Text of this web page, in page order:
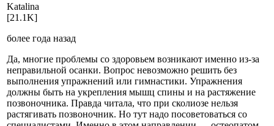
Katal­ina
[21.1K]
более года назад
Да, многие проблемы со здоровьем возникают именно из-за
неправильной осанки. Вопрос невозможно решить без
выполнения упражнений или гимнастики. Упражнения
должны быть на укрепления мышц спины и на растяжение
позвоночника. Правда читала, что при сколиозе нельзя
растягивать позвоночник. Но тут надо посоветоваться со